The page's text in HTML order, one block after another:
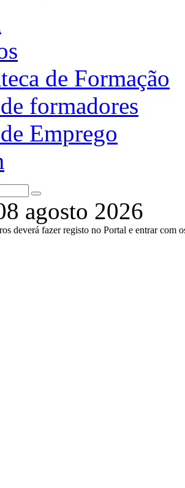
de Formação
formadores
Emprego
agosto 2026
deverá fazer registo no Portal e entrar com